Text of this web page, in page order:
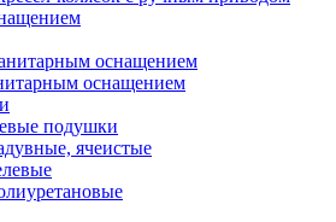
оснащением
оснащением
подушки
ячеистые